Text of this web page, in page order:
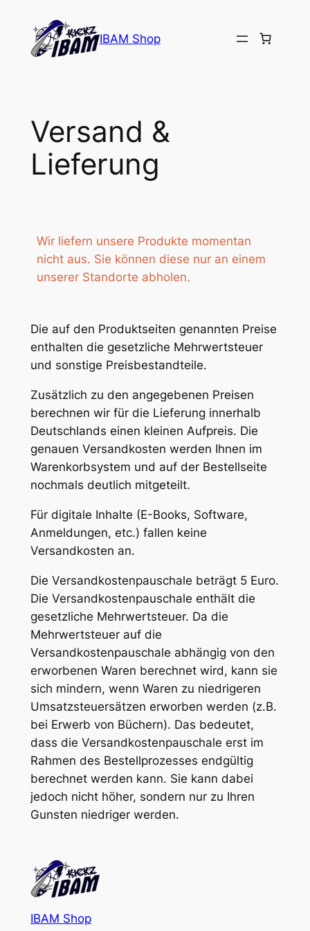
Inhalt
springen
IBAM Shop
Versand &
Lieferung
Wir liefern unsere Produkte momentan
nicht aus. Sie können diese nur an einem
unserer Standorte abholen.
Die auf den Produktseiten genannten Preise
enthalten die gesetzliche Mehrwertsteuer
und sonstige Preisbestandteile.
Zusätzlich zu den angegebenen Preisen
berechnen wir für die Lieferung innerhalb
Deutschlands einen kleinen Aufpreis. Die
genauen Versandkosten werden Ihnen im
Warenkorbsystem und auf der Bestellseite
nochmals deutlich mitgeteilt.
Für digitale Inhalte (E-Books, Software,
Anmeldungen, etc.) fallen keine
Versandkosten an.
Die Versandkostenpauschale beträgt 5 Euro.
Die Versandkostenpauschale enthält die
gesetzliche Mehrwertsteuer. Da die
Mehrwertsteuer auf die
Versandkostenpauschale abhängig von den
erworbenen Waren berechnet wird, kann sie
sich mindern, wenn Waren zu niedrigeren
Umsatzsteuersätzen erworben werden (z.B.
bei Erwerb von Büchern). Das bedeutet,
dass die Versandkostenpauschale erst im
Rahmen des Bestellprozesses endgültig
berechnet werden kann. Sie kann dabei
jedoch nicht höher, sondern nur zu Ihren
Gunsten niedriger werden.
IBAM Shop